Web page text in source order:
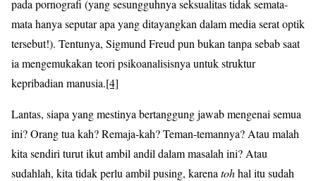
pada pornografi (yang sesungguhnya seksualitas tidak semata-
mata hanya seputar apa yang ditayangkan dalam media serat optik
tersebut!). Tentunya, Sigmund Freud pun bukan tanpa sebab saat
ia mengemukakan teori psikoanalisisnya untuk struktur
kepribadian manusia.[4]
Lantas, siapa yang mestinya bertanggung jawab mengenai semua
ini? Orang tua kah? Remaja-kah? Teman-temannya? Atau malah
kita sendiri turut ikut ambil andil dalam masalah ini? Atau
sudahlah, kita tidak perlu ambil pusing, karena tohhal itu sudah